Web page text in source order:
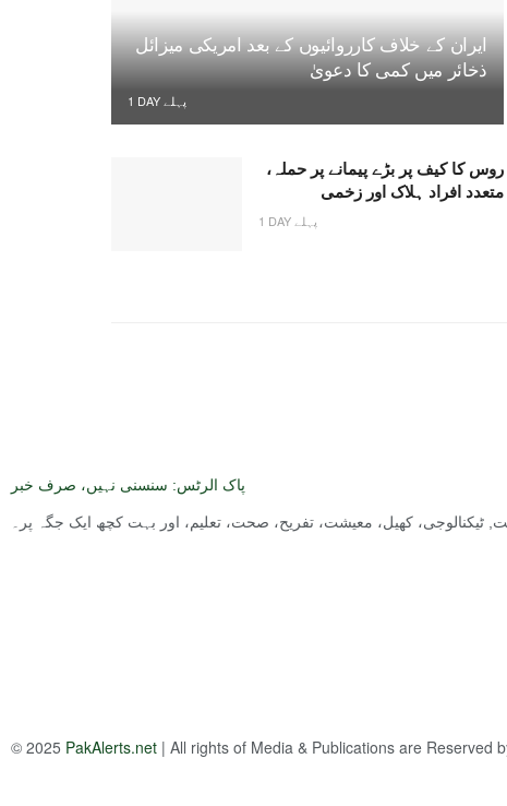
ایران کے خلاف کارروائیوں کے بعد امریکی میزائل
ذخائر میں کمی کا دعویٰ
1 DAY پہلے
روس کا کیف پر بڑے پیمانے پر حملہ،
متعدد افراد ہلاک اور زخمی
1 DAY پہلے
پاک الرٹس: سنسنی نہیں، صرف خبر
ٹیکنالوجی، کھیل، معیشت، تفریح، صحت، تعلیم، اور بہت کچھ ایک جگہ پر۔
© 2025 PakAlerts.net | All rights of Media & Publications are Reserved